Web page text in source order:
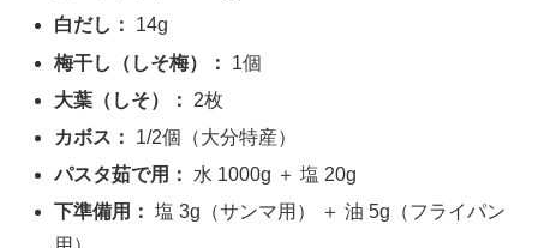
白だし：
14g
梅干し（しそ梅）：
1個
大葉（しそ）：
2枚
カボス：
1/2個（大分特産）
パスタ茹で用：
水 1000g ＋ 塩 20g
下準備用： 塩 3g（サンマ用） ＋ 油 5g（フライパン